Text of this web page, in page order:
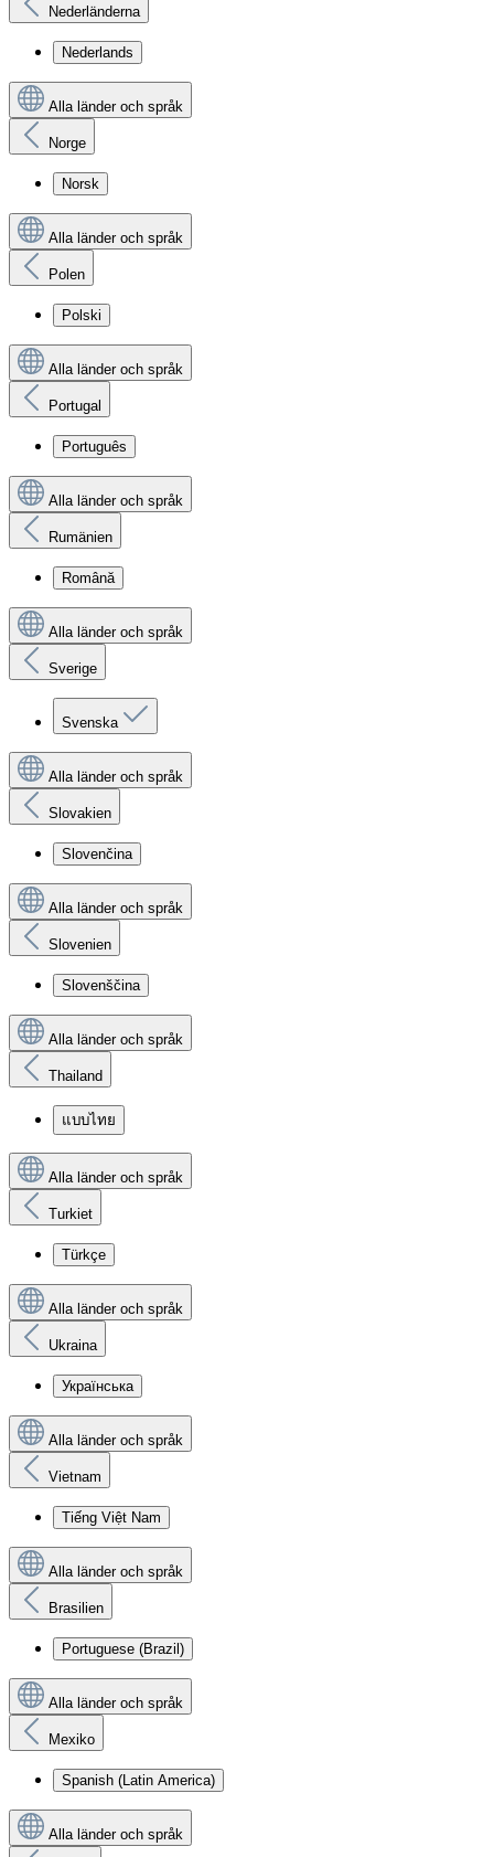
Nederländerna
Nederlands
Alla länder och språk
Norge
Norsk
Alla länder och språk
Polen
Polski
Alla länder och språk
Portugal
Português
Alla länder och språk
Rumänien
Română
Alla länder och språk
Sverige
Svenska
Alla länder och språk
Slovakien
Slovenčina
Alla länder och språk
Slovenien
Slovenščina
Alla länder och språk
Thailand
แบบไทย
Alla länder och språk
Turkiet
Türkçe
Alla länder och språk
Ukraina
Українська
Alla länder och språk
Vietnam
Tiếng Việt Nam
Alla länder och språk
Brasilien
Portuguese (Brazil)
Alla länder och språk
Mexiko
Spanish (Latin America)
Alla länder och språk